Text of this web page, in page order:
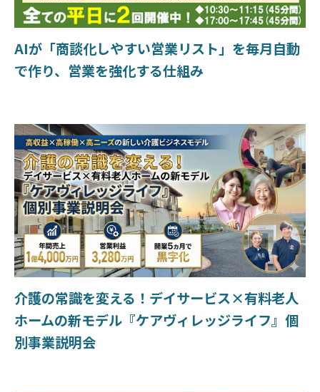
AIが「商談化しやすい営業リスト」を毎月自動
で作り、営業を強化する仕組み
介護の常識を変える！デイサービス×有料老人
ホームの新モデル『ケアヴィレッジライフ』個
別事業説明会